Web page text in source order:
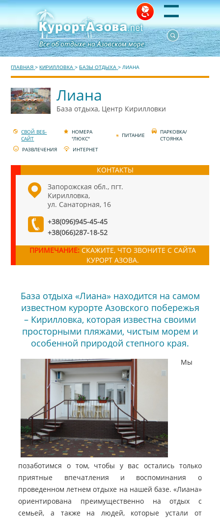
ГЛАВНАЯ >КИРИЛЛОВКА >БАЗЫ ОТДЫХА > ЛИАНА
Лиана
База отдыха, Центр Кирилловки
СВОЙ ВЕБ-
САЙТ
НОМЕРА
"ЛЮКС"
ПИТАНИЕ
ПАРКОВКА/
СТОЯНКА
РАЗВЛЕЧЕНИЯ
ИНТЕРНЕТ
КОНТАКТЫ
Запорожская обл., пгт.
Кирилловка,
ул. Санаторная, 16
+38(096)945-45-45
+38(066)287-18-52
ПРИМЕЧАНИЕ:СКАЖИТЕ, ЧТО ЗВОНИТЕ С САЙТА
КУРОРТ АЗОВА.
База отдыха «Лиана» находится на самом
известном курорте Азовского побережья
– Кирилловка, которая известна своими
просторными пляжами, чистым морем и
особенной природой степного края.
Мы
позаботимся о том, чтобы у вас остались только
приятные впечатления и воспоминания о
проведенном летнем отдыхе на нашей базе. «Лиана»
ориентирована преимущественно на отдых с
семьей, а также на людей, которые устали от